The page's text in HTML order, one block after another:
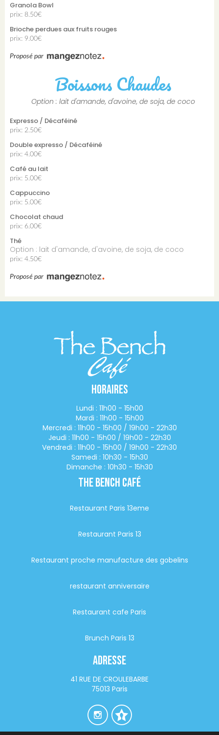
Granola Bowl
prix: 8.50€
Brioche perdues aux fruits rouges
prix: 9.00€
Proposé par
Boissons Chaudes
Option : lait d'amande, d'avoine, de soja, de coco
Expresso / Décaféiné
prix: 2.50€
Double expresso / Décaféiné
prix: 4.00€
Café au lait
prix: 5.00€
Cappuccino
prix: 5.00€
Chocolat chaud
prix: 6.00€
Thé
Option : lait d'amande, d'avoine, de soja, de coco
prix: 4.50€
Proposé par
Horaires
Lundi : 11h00 - 15h00
Mardi : 11h00 - 15h00
Mercredi : 11h00 - 15h00 / 19h00 - 22h30
Jeudi : 11h00 - 15h00 / 19h00 - 22h30
Vendredi : 11h00 - 15h00 / 19h00 - 22h30
Samedi : 10h30 - 15h30
Dimanche : 10h30 - 15h30
The Bench Café
Restaurant Paris 13eme
Restaurant Paris 13
Restaurant proche manufacture des gobelins
restaurant anniversaire
Restaurant cafe Paris
Brunch Paris 13
Adresse
41 RUE DE CROULEBARBE
75013 Paris